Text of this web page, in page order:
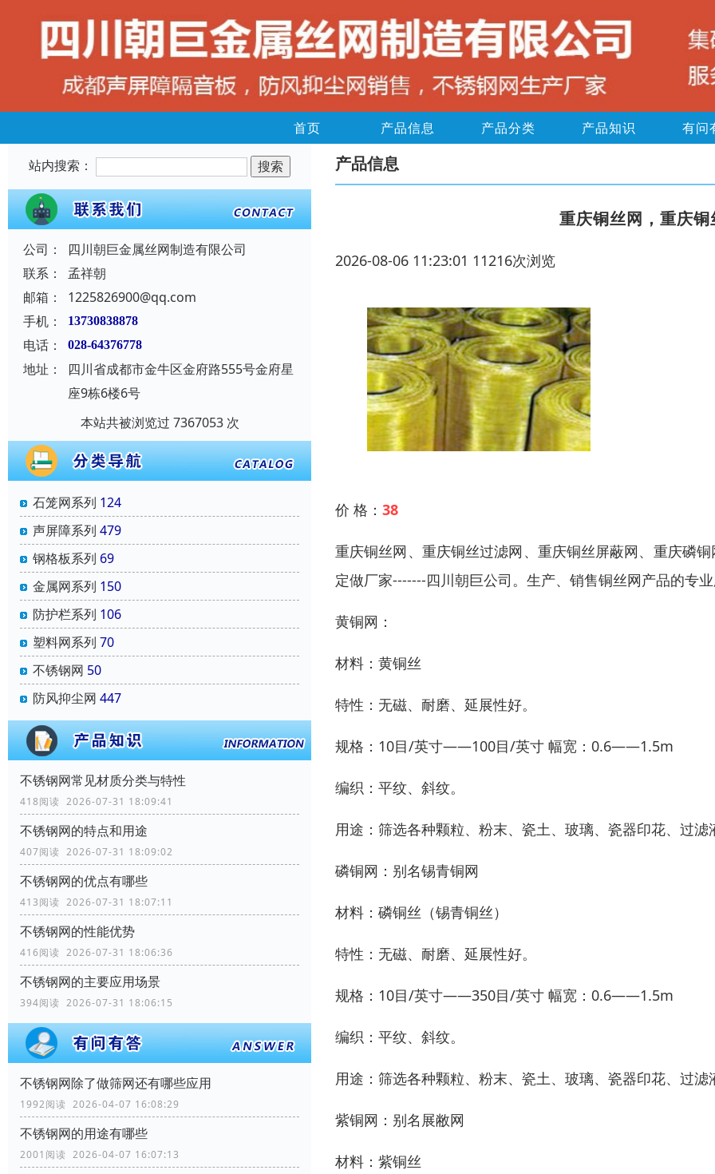
首页 产品信息 产品分类 产品知识 有问
站内搜索：
公司：
四川朝巨金属丝网制造有限公司
联系：
孟祥朝
邮箱：
1225826900@qq.com
手机：
13730838878
电话： 028-64376778
地址：
四川省成都市金牛区金府路555号金府星
座9栋6楼6号
本站共被浏览过 7367053 次
石笼网系列 124
声屏障系列 479
钢格板系列 69
金属网系列 150
防护栏系列 106
塑料网系列 70
不锈钢网 50
防风抑尘网 447
不锈钢网常见材质分类与特性
418阅读 2026-07-31 18:09:41
不锈钢网的特点和用途
407阅读 2026-07-31 18:09:02
不锈钢网的优点有哪些
413阅读 2026-07-31 18:07:11
不锈钢网的性能优势
416阅读 2026-07-31 18:06:36
不锈钢网的主要应用场景
394阅读 2026-07-31 18:06:15
不锈钢网除了做筛网还有哪些应用
1992阅读 2026-04-07 16:08:29
不锈钢网的用途有哪些
2001阅读 2026-04-07 16:07:13
产品信息
重庆铜丝网，重庆
2026-08-06 11:23:01 11216次浏览
价 格： 38
重庆铜丝网、重庆铜丝过滤网、重庆铜丝屏蔽网、重庆磷
定做厂家-------四川朝巨公司。生产、销售铜丝网产品的专
黄铜网：
材料：黄铜丝
特性：无磁、耐磨、延展性好。
规格：10目/英寸——100目/英寸 幅宽：0.6——1.5m
编织：平纹、斜纹。
用途：筛选各种颗粒、粉末、瓷土、玻璃、瓷器印花、过滤
磷铜网：别名锡青铜网
材料：磷铜丝（锡青铜丝）
特性：无磁、耐磨、延展性好。
规格：10目/英寸——350目/英寸 幅宽：0.6——1.5m
编织：平纹、斜纹。
用途：筛选各种颗粒、粉末、瓷土、玻璃、瓷器印花、过滤
紫铜网：别名展敝网
材料：紫铜丝